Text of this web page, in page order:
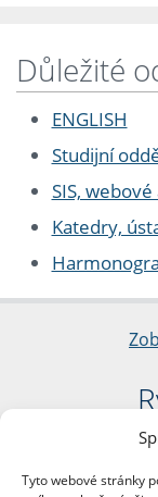
Tyto webové stránky
Důležité
ENGLISH
Studijní
SIS,
Katedry,